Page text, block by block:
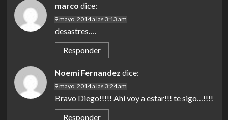
marco dice:
9 mayo, 2014 a las 3:13 am
desastres….
Responder
Noemi Fernandez dice:
9 mayo, 2014 a las 3:24 am
Bravo Diego!!!!! Ahí voy a estar!!! te sigo…!!!!
Responder